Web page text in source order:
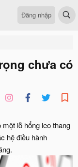
Đăng nhập
chưa có
lỗ hổng leo thang
hệ điều hành